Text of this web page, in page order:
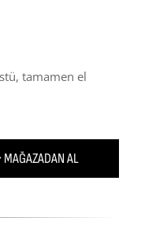
tamamen el
MAĞAZADAN AL